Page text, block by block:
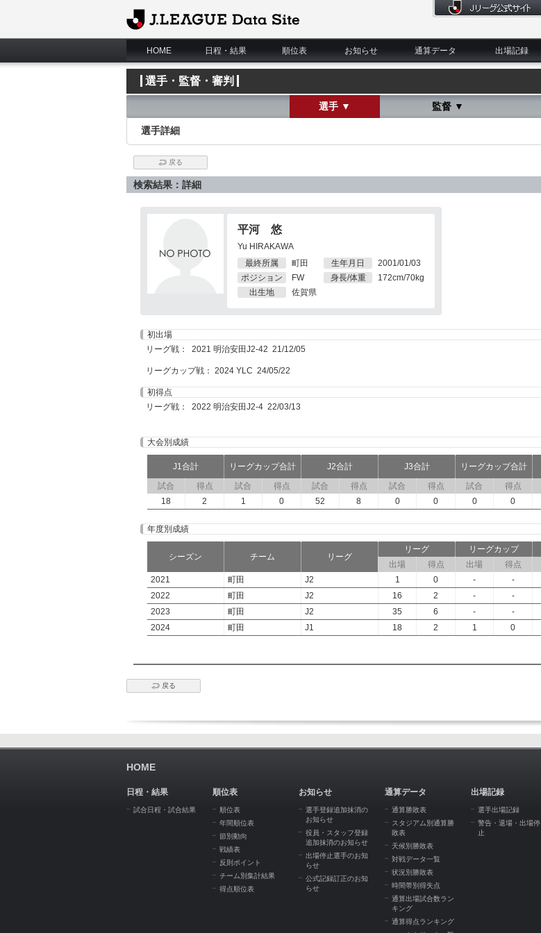
J.League Data Site
HOME 日程・結果 順位表 お知らせ 通算データ 出場記録
選手・監督・審判
選手 ▼ 監督 ▼
選手詳細
戻る
検索結果：詳細
平河 悠
Yu HIRAKAWA
最終所属
町田
ポジション
FW
出生地
佐賀県
生年月日
2001/01/03
身長/体重
172cm/70kg
初出場
リーグ戦： 2021 明治安田J2-42 21/12/05
リーグカップ戦： 2024 YLC 24/05/22
初得点
リーグ戦： 2022 明治安田J2-4 22/03/13
大会別成績
J1合計 リーグカップ合計 J2合計 J3合計 リーグカップ合計
試合
得点 試合 得点 試合 得点 試合 得点 試合 得点
18
2 1 0 52 8 0 0 0 0
年度別成績
シーズン チーム リーグ
リーグ リーグカップ
出場
得点 出場 得点
2021
町田 J2 1 0 - -
2022
町田 J2 16 2 - -
2023
町田 J2 35 6 - -
2024
町田 J1 18 2 1 0
戻る
HOME
日程・結果
試合日程・試合結果
順位表
順位表
年間順位表
節別動向
戦績表
反則ポイント
チーム別集計結果
得点順位表
お知らせ
選手登録追加抹消の
お知らせ
役員・スタッフ登録
追加抹消のお知らせ
出場停止選手のお知
らせ
公式記録訂正のお知
らせ
通算データ
通算勝敗表
スタジアム別通算勝
敗表
天候別勝敗表
対戦データ一覧
状況別勝敗表
時間帯別得失点
通算出場試合数ラン
キング
通算得点ランキング
出場記録
選手出場記録
警告・退場・出場停
止